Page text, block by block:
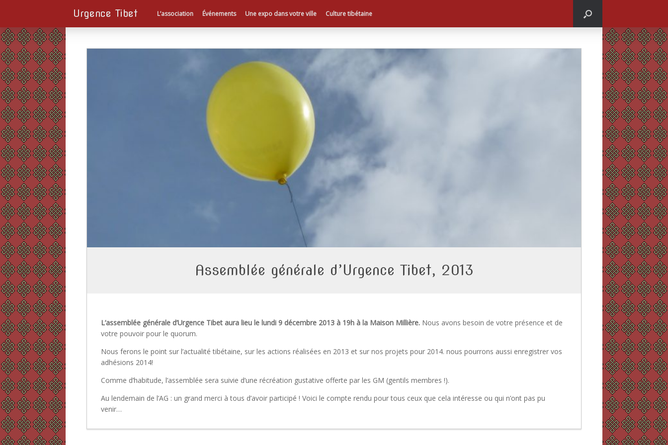
Urgence Tibet L’association Événements Une expo dans votre ville Culture tibétaine
Assemblée générale d’Urgence Tibet, 2013
L’assemblée générale d’Urgence Tibet aura lieu le lundi 9 décembre 2013 à 19h à la Maison Millière. Nous avons besoin de votre présence et de
votre pouvoir pour le quorum.
Nous ferons le point sur l’actualité tibétaine, sur les actions réalisées en 2013 et sur nos projets pour 2014. nous pourrons aussi enregistrer vos
adhésions 2014!
Comme d’habitude, l’assemblée sera suivie d’une récréation gustative offerte par les GM (gentils membres !).
Au lendemain de l’AG : un grand merci à tous d’avoir participé ! Voici le compte rendu pour tous ceux que cela intéresse ou qui n’ont pas pu
venir…